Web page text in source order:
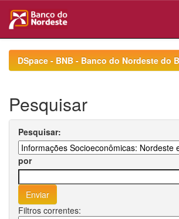
navigationDSpace - BNB - Banco do Nordeste do
Pesquisar
Pesquisar:
por
Filtros correntes: